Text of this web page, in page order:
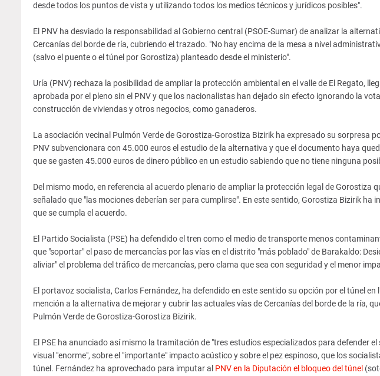
desde todos los puntos de vista y utilizando todos los medios técnicos y jurídicos posibles".
El PNV ha desviado la responsabilidad al Gobierno central (PSOE-Sumar) de analizar la
Cercanías del borde de ría, cubriendo el trazado. "No hay encima de la mesa a nivel
(salvo el puente o el túnel por Gorostiza) planteado desde el ministerio".
Uría (PNV) rechaza la posibilidad de ampliar la protección ambiental en el valle de El Regato,
aprobada por el pleno sin el PNV y que los nacionalistas han dejado sin efecto ignorando la
construcción de viviendas y otros negocios, como ganaderos.
La asociación vecinal Pulmón Verde de Gorostiza-Gorostiza Bizirik ha expresado su sorpresa
PNV subvencionara con 45.000 euros el estudio de la alternativa y que el documento haya
que se gasten 45.000 euros de dinero público en un estudio sabiendo que no tiene ninguna
Del mismo modo, en referencia al acuerdo plenario de ampliar la protección legal de Gorostiza
señalado que "las mociones deberían ser para cumplirse". En este sentido, Gorostiza Bizirik
que se cumpla el acuerdo.
El Partido Socialista (PSE) ha defendido el tren como el medio de transporte menos
que "soportar" el paso de mercancías por las vías en el distrito "más poblado" de Barakaldo:
aliviar" el problema del tráfico de mercancías, pero clama que sea con seguridad y el menor
El portavoz socialista, Carlos Fernández, ha defendido en este sentido su opción por el túnel
mención a la alternativa de mejorar y cubrir las actuales vías de Cercanías del borde de la ría,
Pulmón Verde de Gorostiza-Gorostiza Bizirik.
El PSE ha anunciado así mismo la tramitación de "tres estudios especializados para defender
visual "enorme", sobre el "importante" impacto acústico y sobre el pez espinoso, que los
túnel. Fernández ha aprovechado para imputar al PNV en la Diputación el bloqueo del túnel